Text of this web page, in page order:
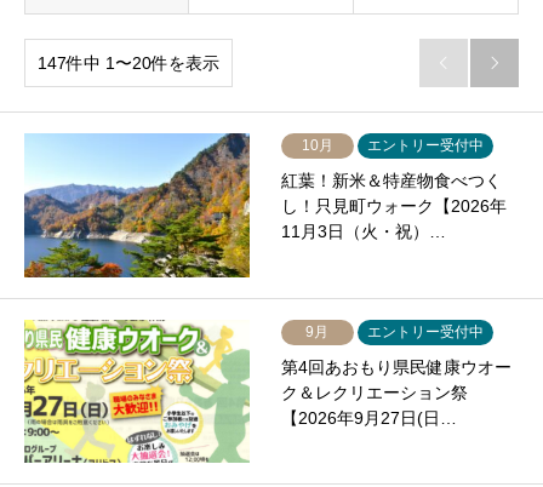
147件中 1〜20件を表示  
10月 エントリー受付中
紅葉！新米＆特産物食べつく
し！只見町ウォーク【2026年
11月3日（火・祝）…
9月 エントリー受付中
第4回あおもり県民健康ウオー
ク＆レクリエーション祭
【2026年9月27日(日…